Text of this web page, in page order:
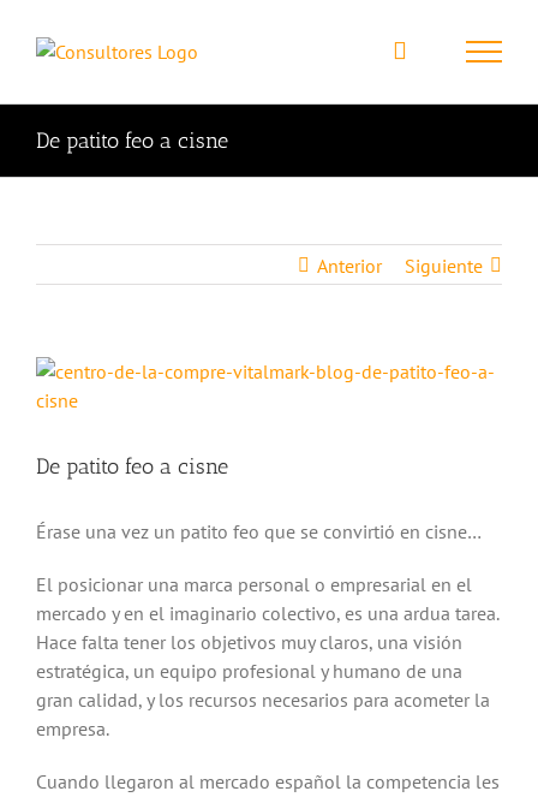
De patito feo a cisne
Anterior Siguiente
Ver
imagen
grande
De patito feo a cisne
Érase una vez un patito feo que se convirtió en cisne…
El posicionar una marca personal o empresarial en el
mercado y en el imaginario colectivo, es una ardua tarea.
Hace falta tener los objetivos muy claros, una visión
estratégica, un equipo profesional y humano de una
gran calidad, y los recursos necesarios para acometer la
empresa.
Cuando llegaron al mercado español la competencia les